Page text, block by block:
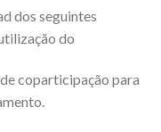
dos seguintes
do
coparticipação para